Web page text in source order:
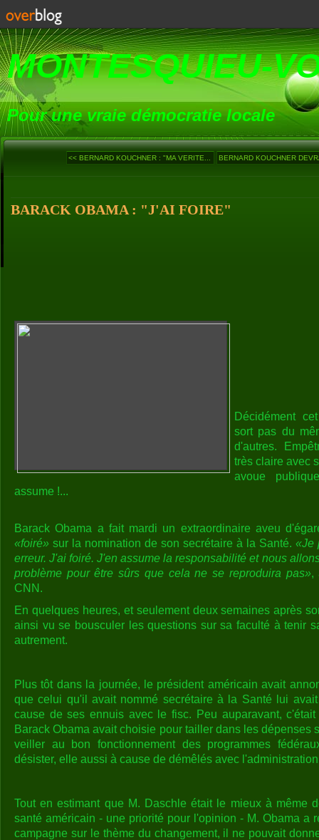
MONTESQUIEU-
Pour une vraie démocratie locale
<< BERNARD KOUCHNER : "MA VERITE... BERNARD KOUCHNER
BARACK OBAMA : "J'AI FOIRE"
Décidément
sort pas du
d'autres.
très claire avec
avoue
assume !...
Barack Obama a fait mardi un extraordinaire aveu
«foiré» sur la nomination de son secrétaire à la Santé. «Je
erreur. J'ai foiré. J'en assume la responsabilité et nous
problème pour être sûrs que cela ne se reproduira pas»,
CNN.
En quelques heures, et seulement deux semaines après
ainsi vu se bousculer les questions sur sa faculté à tenir
autrement.
Plus tôt dans la journée, le président américain avait
que celui qu'il avait nommé secrétaire à la Santé lui
cause de ses ennuis avec le fisc. Peu auparavant,
Barack Obama avait choisie pour tailler dans les dépenses
veiller au bon fonctionnement des programmes
désister, elle aussi à cause de démêlés avec
Tout en estimant que M. Daschle était le mieux à même
santé américain - une priorité pour l'opinion - M. Obama a
campagne sur le thème du changement, il ne pouvait